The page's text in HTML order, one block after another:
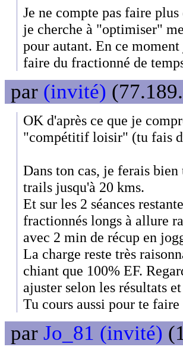
Je ne compte pas faire
je cherche à "optimiser"
pour autant. En ce
faire du fractionné de
par (invité)
OK d'après ce que je
"compétitif loisir" (tu fais
Dans ton cas, je ferais
trails jusqu'à 20 kms.
Et sur les 2 séances
fractionnés longs à allure
avec 2 min de récup en
La charge reste très
chiant que 100% EF.
ajuster selon les résultats
Tu cours aussi pour te
par Jo_81 (invité)